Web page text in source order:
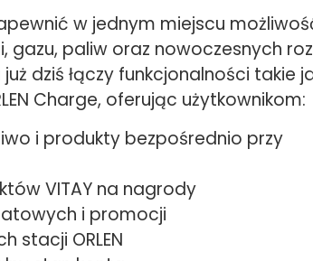
w jednym miejscu
gazu, paliw oraz nowoczesnych
dziś łączy funkcjonalności takie
Charge, oferując użytkownikom:
i produkty bezpośrednio przy
VITAY na nagrody
i promocji
stacji ORLEN